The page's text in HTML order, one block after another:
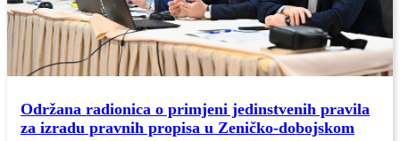
Održana radionica o primjeni jedinstvenih pravila
za izradu pravnih propisa u Zeničko-dobojskom